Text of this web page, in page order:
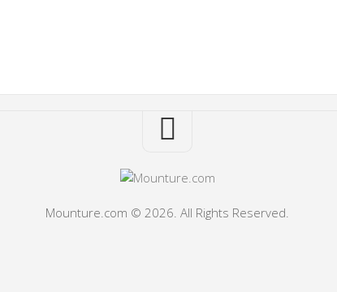
Mounture.com © 2026. All Rights Reserved.